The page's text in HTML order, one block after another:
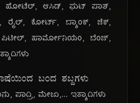
ಹೋಟೆಲ್, ಆಸಿಡ್, ಫುಟ್ ಪಾತ್,
ಕೋರ್ಟ್, ಬ್ಯಾಂಕ್, ಚೆಕ್,
ಹಾರ್ಮೋನಿಯಂ, ಬೆಂಚ್,
ಬಂದ ಶಬ್ದಗಳು
ಪಾದ್ರಿ, ಮೇಜು,... ಇತ್ಯಾದಿಗಳು